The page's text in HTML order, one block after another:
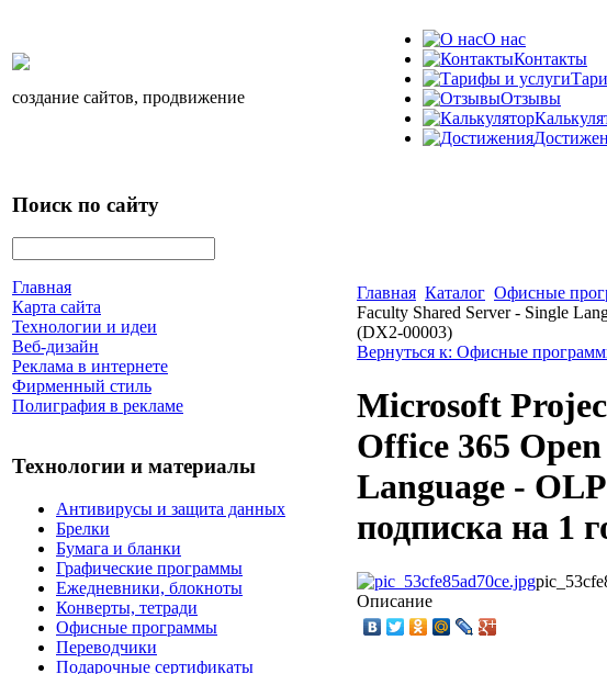
создание сайтов, продвижение
О нас
Контакты
Отзывы
Поиск по сайту
Главная
Карта сайта
Технологии и идеи
Веб-дизайн
Реклама в интернете
Фирменный стиль
Полиграфия в рекламе
Технологии и материалы
Антивирусы и защита данных
Брелки
Бумага и бланки
Графические программы
Ежедневники, блокноты
Конверты, тетради
Офисные программы
Переводчики
Подарочные сертификаты
Главная Каталог Офисные
Faculty Shared Server - Single
(DX2-00003)
Вернуться к: Офисные
Microsoft
Office 365
Language -
подписка на 1
Описание